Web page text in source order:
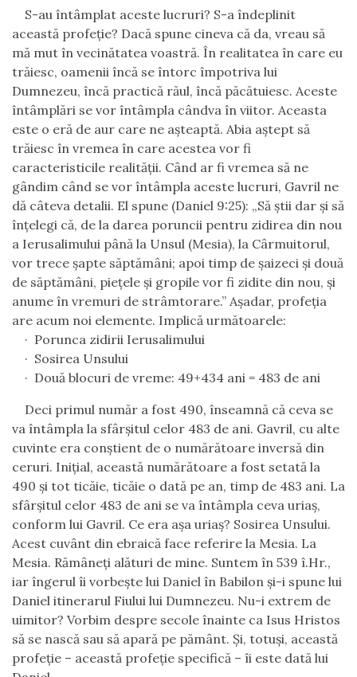
S-au întâmplat aceste lucruri? S-a îndeplinit
această profeție? Dacă spune cineva că da, vreau să
mă mut în vecinătatea voastră. În realitatea în care eu
trăiesc, oamenii încă se întorc împotriva lui
Dumnezeu, încă practică răul, încă păcătuiesc. Aceste
întâmplări se vor întâmpla cândva în viitor. Aceasta
este o eră de aur care ne așteaptă. Abia aștept să
trăiesc în vremea în care acestea vor fi
caracteristicile realității. Când ar fi vremea să ne
gândim când se vor întâmpla aceste lucruri, Gavril ne
dă câteva detalii. El spune (Daniel 9:25): „Să ştii dar şi să
înţelegi că, de la darea poruncii pentru zidirea din nou
a Ierusalimului până la Unsul (Mesia), la Cârmuitorul,
vor trece şapte săptămâni; apoi timp de şaizeci şi două
de săptămâni, pieţele şi gropile vor fi zidite din nou, şi
anume în vremuri de strâmtorare.” Așadar, profeția
are acum noi elemente. Implică următoarele:
· Porunca zidirii Ierusalimului
· Sosirea Unsului
· Două blocuri de vreme: 49+434 ani = 483 de ani
Deci primul număr a fost 490, înseamnă că ceva se
va întâmpla la sfârșitul celor 483 de ani. Gavril, cu alte
cuvinte era conștient de o numărătoare inversă din
ceruri. Inițial, această numărătoare a fost setată la
490 și tot ticăie, ticăie o dată pe an, timp de 483 ani. La
sfârșitul celor 483 de ani se va întâmpla ceva uriaș,
conform lui Gavril. Ce era așa uriaș? Sosirea Unsului.
Acest cuvânt din ebraică face referire la Mesia. La
Mesia. Rămâneți alături de mine. Suntem în 539 î.Hr.,
iar îngerul îi vorbește lui Daniel în Babilon și-i spune lui
Daniel itinerarul Fiului lui Dumnezeu. Nu-i extrem de
uimitor? Vorbim despre secole înainte ca Isus Hristos
să se nască sau să apară pe pământ. Și, totuși, această
profeție – această profeție specifică – îi este dată lui